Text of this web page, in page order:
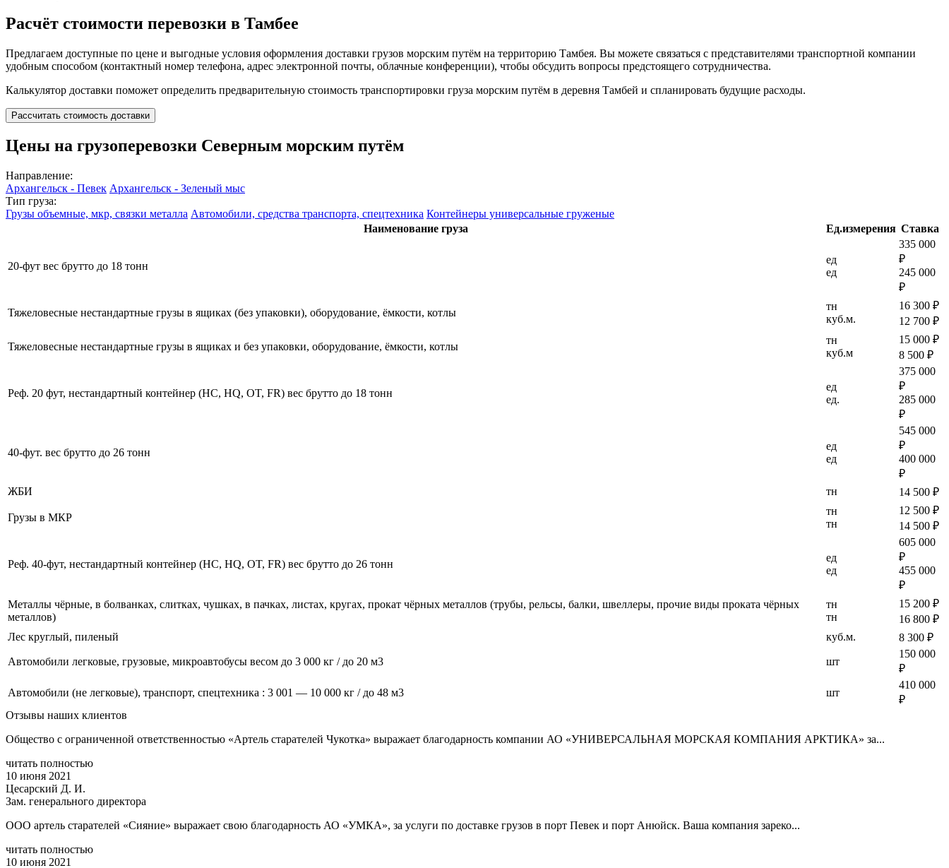
Расчёт стоимости перевозки в Тамбее
Предлагаем доступные по цене и выгодные условия оформления доставки грузов морским путём на территорию Тамбея. Вы можете связаться с представителями транспортной компании
удобным способом (контактный номер телефона, адрес электронной почты, облачные конференции), чтобы обсудить вопросы предстоящего сотрудничества.
Калькулятор доставки поможет определить предварительную стоимость транспортировки груза морским путём в деревня Тамбей и спланировать будущие расходы.
Рассчитать стоимость доставки
Цены на грузоперевозки Северным морским путём
Направление:
Архангельск - Певек Архангельск - Зеленый мыс
Тип груза:
Грузы объемные, мкр, связки металла Автомобили, средства транспорта, спецтехника Контейнеры универсальные груженые
Наименование груза
Ед.измерения Ставка
20-фут вес брутто до 18 тонн
ед
ед
335 000
₽
245 000
₽
Тяжеловесные нестандартные грузы в ящиках (без упаковки), оборудование, ёмкости, котлы
тн
куб.м.
16 300 ₽
12 700 ₽
Тяжеловесные нестандартные грузы в ящиках и без упаковки, оборудование, ёмкости, котлы
тн
куб.м
15 000 ₽
8 500 ₽
Реф. 20 фут, нестандартный контейнер (HC, HQ, OT, FR) вес брутто до 18 тонн
ед
ед.
375 000
₽
285 000
₽
40-фут. вес брутто до 26 тонн
ед
ед
545 000
₽
400 000
₽
ЖБИ
тн 14 500 ₽
Грузы в МКР
тн
тн
12 500 ₽
14 500 ₽
Реф. 40-фут, нестандартный контейнер (HC, HQ, OT, FR) вес брутто до 26 тонн
ед
ед
605 000
₽
455 000
₽
Металлы чёрные, в болванках, слитках, чушках, в пачках, листах, кругах, прокат чёрных металлов (трубы, рельсы, балки, швеллеры, прочие виды проката чёрных
металлов)
тн
тн
15 200 ₽
16 800 ₽
Лес круглый, пиленый
куб.м.
8 300 ₽
Автомобили легковые, грузовые, микроавтобусы весом до 3 000 кг / до 20 м3
шт
150 000
₽
Автомобили (не легковые), транспорт, спецтехника : 3 001 — 10 000 кг / до 48 м3
шт
410 000
₽
Отзывы наших клиентов
Общество с ограниченной ответственностью «Артель старателей Чукотка» выражает благодарность компании АО «УНИВЕРСАЛЬНАЯ МОРСКАЯ КОМПАНИЯ АРКТИКА» за...
читать полностью
10 июня 2021
Цесарский Д. И.
Зам. генерального директора
ООО артель старателей «Сияние» выражает свою благодарность АО «УМКА», за услуги по доставке грузов в порт Певек и порт Анюйск. Ваша компания зареко...
читать полностью
10 июня 2021